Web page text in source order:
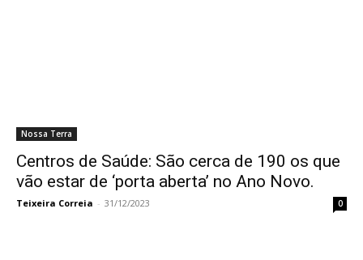
Nossa Terra
Centros de Saúde: São cerca de 190 os que
vão estar de ‘porta aberta’ no Ano Novo.
Teixeira Correia - 31/12/2023 0